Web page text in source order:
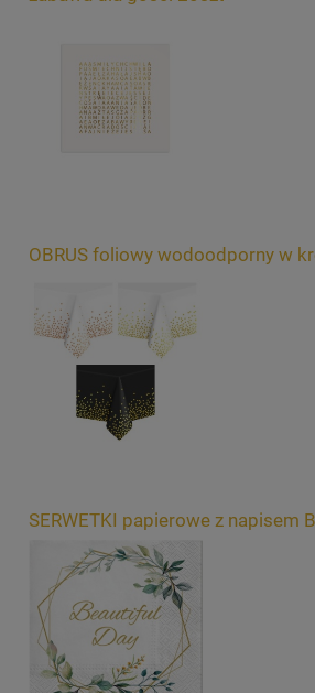
OBRUS foliowy wodoodporny w
SERWETKI papierowe z napisem